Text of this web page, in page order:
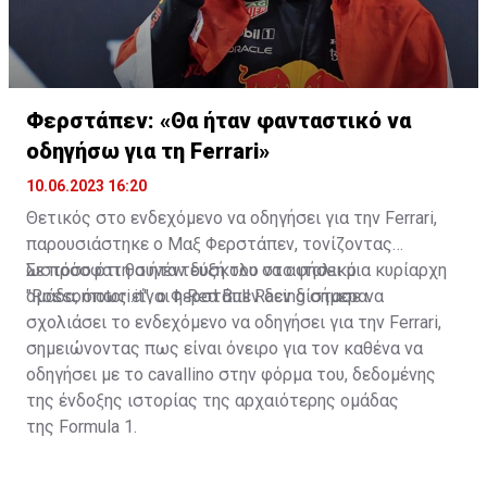
Φερστάπεν: «Θα ήταν φανταστικό να
οδηγήσω για τη Ferrari»
10.06.2023 16:20
Θετικός στο ενδεχόμενο να οδηγήσει για την Ferrari,
παρουσιάστηκε ο Μαξ Φερστάπεν, τονίζοντας
ωστόσο ότι θα ήταν δύσκολο να αφήσει μια κυρίαρχη
ομάδα, όπως είναι η Red Bull Racing σήμερα.
Σε πρόσφατη συνέντευξή του στο ιταλικό
"Rossomotori.it", ο Φερστάπεν δεν δίστασε να
σχολιάσει το ενδεχόμενο να οδηγήσει για την Ferrari,
σημειώνοντας πως είναι όνειρο για τον καθένα να
οδηγήσει με το cavallino στην φόρμα του, δεδομένης
της ένδοξης ιστορίας της αρχαιότερης ομάδας
της Formula 1.